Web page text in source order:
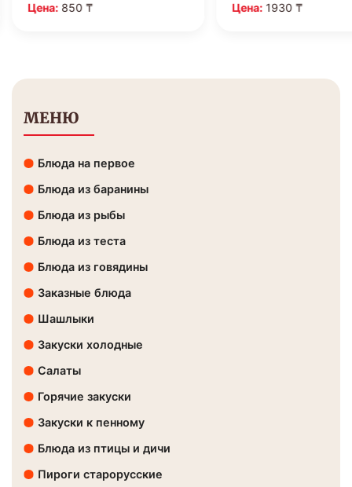
Цена: 850 ₸ Цена:1930 ₸
МЕНЮ
Блюда на первое
Блюда из баранины
Блюда из рыбы
Блюда из теста
Блюда из говядины
Заказные блюда
Шашлыки
Закуски холодные
Салаты
Горячие закуски
Закуски к пенному
Блюда из птицы и дичи
Пироги старорусские